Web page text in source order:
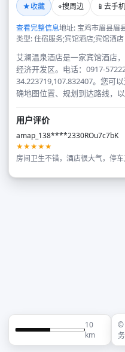
★收藏 ⌖搜周边 📱 去手
查看完整信息地址: 宝鸡市眉县眉
类型: 住宿服务;宾馆酒店;宾馆酒店
艾澜温泉酒店是一家宾馆酒店
经济开发区。电话：0917-
34.223719,107.832407。您可
确地图位置、规划到达路线，
用户评价
amap_138****2330ROu7c7bK
★★★★★
房间卫生不错，酒店很大气，停
10
km
©
务